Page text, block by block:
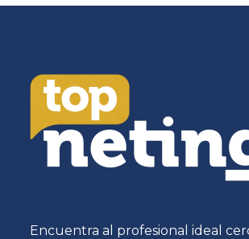
Encuentra al profesional ideal